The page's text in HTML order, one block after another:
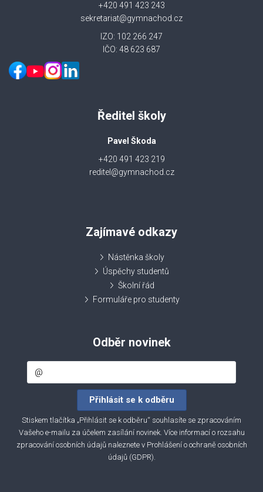
+420 491 423 243
sekretariat@gymnachod.cz
IZO: 102 266 247
IČO: 48 623 687
Ředitel školy
Pavel Škoda
+420 491 423 219
reditel@gymnachod.cz
Zajímavé odkazy
Nástěnka školy
Úspěchy studentů
Školní řád
Formuláře pro studenty
Odběr novinek
Stiskem tlačítka „Přihlásit se k odběru“ souhlasíte se zpracováním
Vašeho e-mailu za účelem zasílání novinek. Více informací o rozsahu
zpracování osobních údajů naleznete v Prohlášení o ochraně osobních
údajů (GDPR).